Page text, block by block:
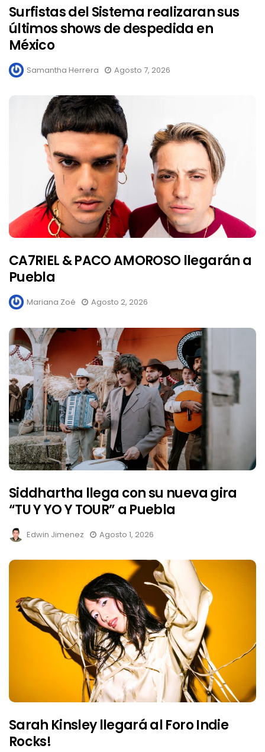
Surfistas del Sistema realizaran sus
últimos shows de despedida en
México
Samantha Herrera Agosto 7, 2026
CA7RIEL & PACO AMOROSO llegarán a
Puebla
Mariana Zoé Agosto 2, 2026
Siddhartha llega con su nueva gira
“TU Y YO Y TOUR” a Puebla
Edwin Jimenez Agosto 1, 2026
Sarah Kinsley llegará al Foro Indie
Rocks!